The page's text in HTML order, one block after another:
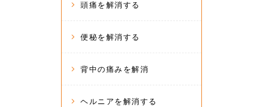
頭痛を解消する
便秘を解消する
背中の痛みを解消
ヘルニアを解消する